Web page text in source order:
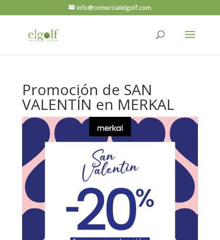
info@comercialelgolf.com
Promoción de SAN
VALENTÍN en MERKAL